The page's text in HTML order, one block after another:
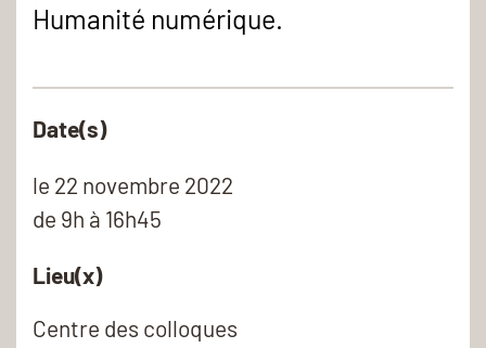
Humanité numérique.
Date(s)
le 22 novembre 2022
de 9h à 16h45
Lieu(x)
Centre des colloques